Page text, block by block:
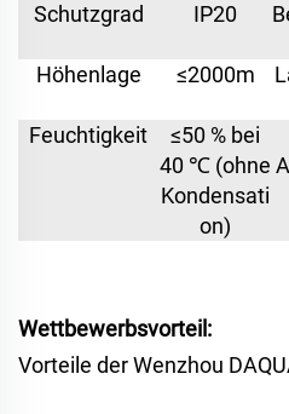
Schutzgrad IP20
Höhenlage
≤2000m
Feuchtigkeit
≤50 % bei
40 ℃ (ohne
Kondensati
on)
Wettbewerbsvorteil:
Vorteile der Wenzhou